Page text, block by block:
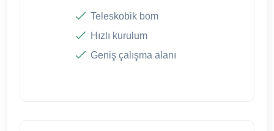
Teleskobik bom
Hızlı kurulum
Geniş çalışma alanı